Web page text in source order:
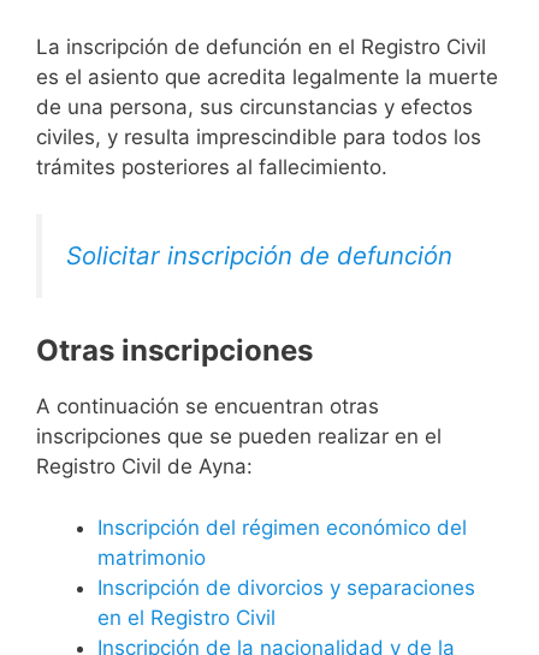
La inscripción de defunción en el Registro Civil
es el asiento que acredita legalmente la muerte
de una persona, sus circunstancias y efectos
civiles, y resulta imprescindible para todos los
trámites posteriores al fallecimiento.
Solicitar inscripción de defunción
Otras inscripciones
A continuación se encuentran otras
inscripciones que se pueden realizar en el
Registro Civil de Ayna:
Inscripción del régimen económico del
matrimonio
Inscripción de divorcios y separaciones
en el Registro Civil
Inscripción de la nacionalidad y de la